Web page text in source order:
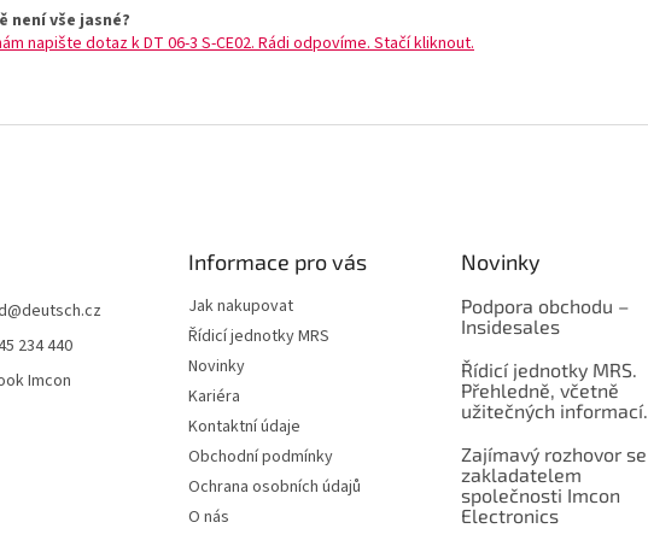
není vše jasné?
napište dotaz k DT 06-3 S-CE02. Rádi odpovíme. Stačí kliknout.
@deutsch.cz
234 440
Imcon
Informace pro vás
Jak nakupovat
Řídicí jednotky MRS
Novinky
Kariéra
Kontaktní údaje
Obchodní podmínky
Ochrana osobních údajů
O nás
Novinky
Podpora obchodu –
Insidesales
Řídicí jednotky MRS.
Přehledně, včetně
užitečných informací.
Zajímavý rozhovor se
zakladatelem
společnosti Imcon
Electronics